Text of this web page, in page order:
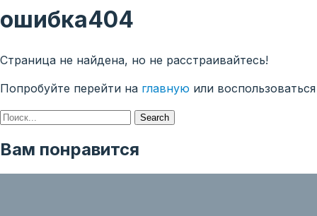
ошибка404
Страница не найдена, но не расстраивайтесь!
Попробуйте перейти на главную или
Search
Вам понравится